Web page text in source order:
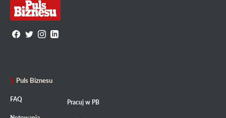
Puls Biznesu
FAQ Pracuj w PB